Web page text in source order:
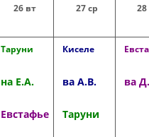
26 вт 27 ср 28
Таруни
на Е.А.
Евстафье
Киселе
ва А.В.
Таруни
ва